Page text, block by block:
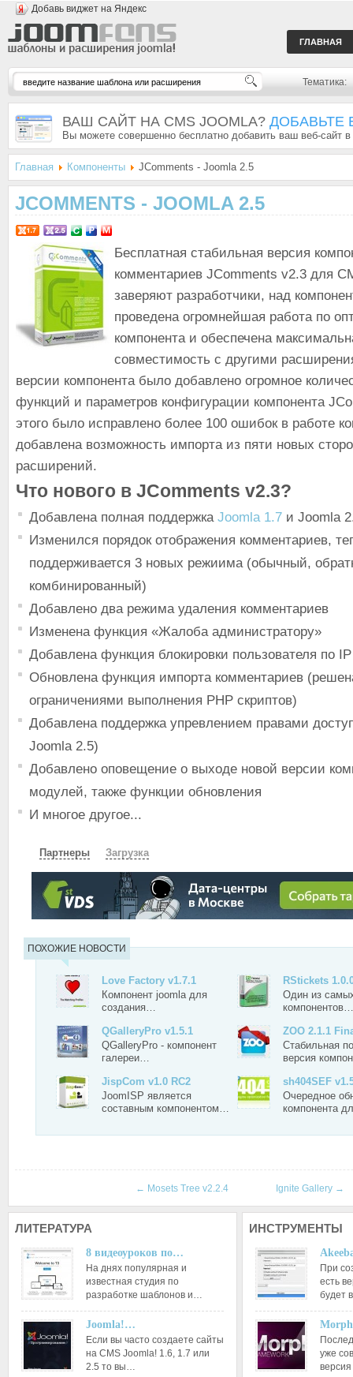
Добавь виджет на Яндекс
ГЛАВНАЯ
Тематика:
ВАШ САЙТ НА CMS JOOMLA? ДОБАВЬТЕ
Вы можете совершенно бесплатно добавить ваш веб-сайт
Главная Компоненты JComments - Joomla 2.5
JCOMMENTS - JOOMLA 2.5
Бесплатная стабильная версия
комментариев JComments v2.3 для
заверяют разработчики, над
проведена огромнейшая работа по
компонента и обеспечена
совместимость с другими
версии компонента было добавлено огромное
функций и параметров конфигурации компонента
этого было исправлено более 100 ошибок в работе
добавлена возможность импорта из пяти новых
расширений.
Что нового в JComments v2.3?
Добавлена полная поддержка Joomla 1.7 и Joomla
Изменился порядок отображения комментариев,
поддерживается 3 новых режиима (обычный,
комбинированный)
Добавлено два режима удаления комментариев
Изменена функция «Жалоба администратору»
Добавлена функция блокировки пользователя по
Обновлена функция импорта комментариев
ограничениями выполнения PHP скриптов)
Добавлена поддержка упревлением правами
Joomla 2.5)
Добавлено оповещение о выходе новой версии
модулей, также функции обновления
И многое другое...
Партнеры Загрузка
СКАЧАТЬ ЗЕРКАЛО ЗЕРКАЛО №2
ПОХОЖИЕ НОВОСТИ
Love Factory v1.7.1
Компонент joomla для
создания…
RStickets
Один из
компонентов…
QGalleryPro v1.5.1
QGalleryPro - компонент
галереи…
ZOO 2.1.1
Cтабильная
версия
JispCom v1.0 RC2
JoomISP является
составным компонентом…
sh404SEF
Очередное
компонента
← Mosets Tree v2.2.4 Ignite Gallery →
ЛИТЕРАТУРА
8 видеоуроков по…
На днях популярная и
известная студия по
разработке шаблонов и…
Joomla!…
Если вы часто создаете сайты
на CMS Joomla! 1.6, 1.7 или
2.5 то вы…
ИНСТРУМЕНТЫ
При
есть
будет
уже